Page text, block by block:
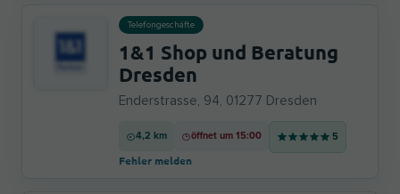
Telefongeschäfte
1&1 Shop und Beratung
Dresden
Enderstrasse, 94, 01277 Dresden
4,2 km öffnet um 15:00 5
Fehler melden